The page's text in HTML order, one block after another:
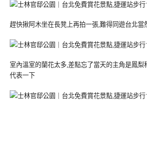
趕快揪阿木坐在長凳上再拍一張,難得同遊台北當
室內溫室的蘭花太多,差點忘了當天的主角是鳳梨
代表一下